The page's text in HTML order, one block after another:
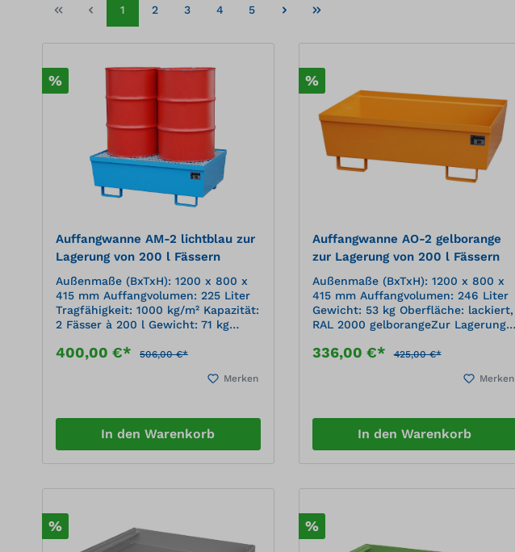
1 2 3 4 5
%
Auffangwanne AM-2 lichtblau zur
Lagerung von 200 l Fässern
Außenmaße (BxTxH): 1200 x 800 x
415 mm Auffangvolumen: 225 Liter
Tragfähigkeit: 1000 kg/m² Kapazität:
2 Fässer à 200 l Gewicht: 71 kg
lichtblauLagerung von 200-l-
Kleingebinden kombinierbar
Bauform Ineinander stapelbar
Verstärkt durch beidseitige
400,00 €* 506,00 €*
Merken
In den Warenkorb
%
Auffangwanne AO-2 gelborange
zur Lagerung von 200 l Fässern
Außenmaße (BxTxH): 1200 x 800 x
415 mm Auffangvolumen: 246 Liter
Gewicht: 53 kg Oberfläche: lackiert,
RAL 2000 gelborangeZur Lagerung
3 mm Stahlblech 100 mm
Ineinander stapelbar Verstärkt
und Gabelstapler Ohne Gitterrost
Mit Übereinstimmungse
336,00 €* 425,00 €*
Merken
In den Warenkorb
% %